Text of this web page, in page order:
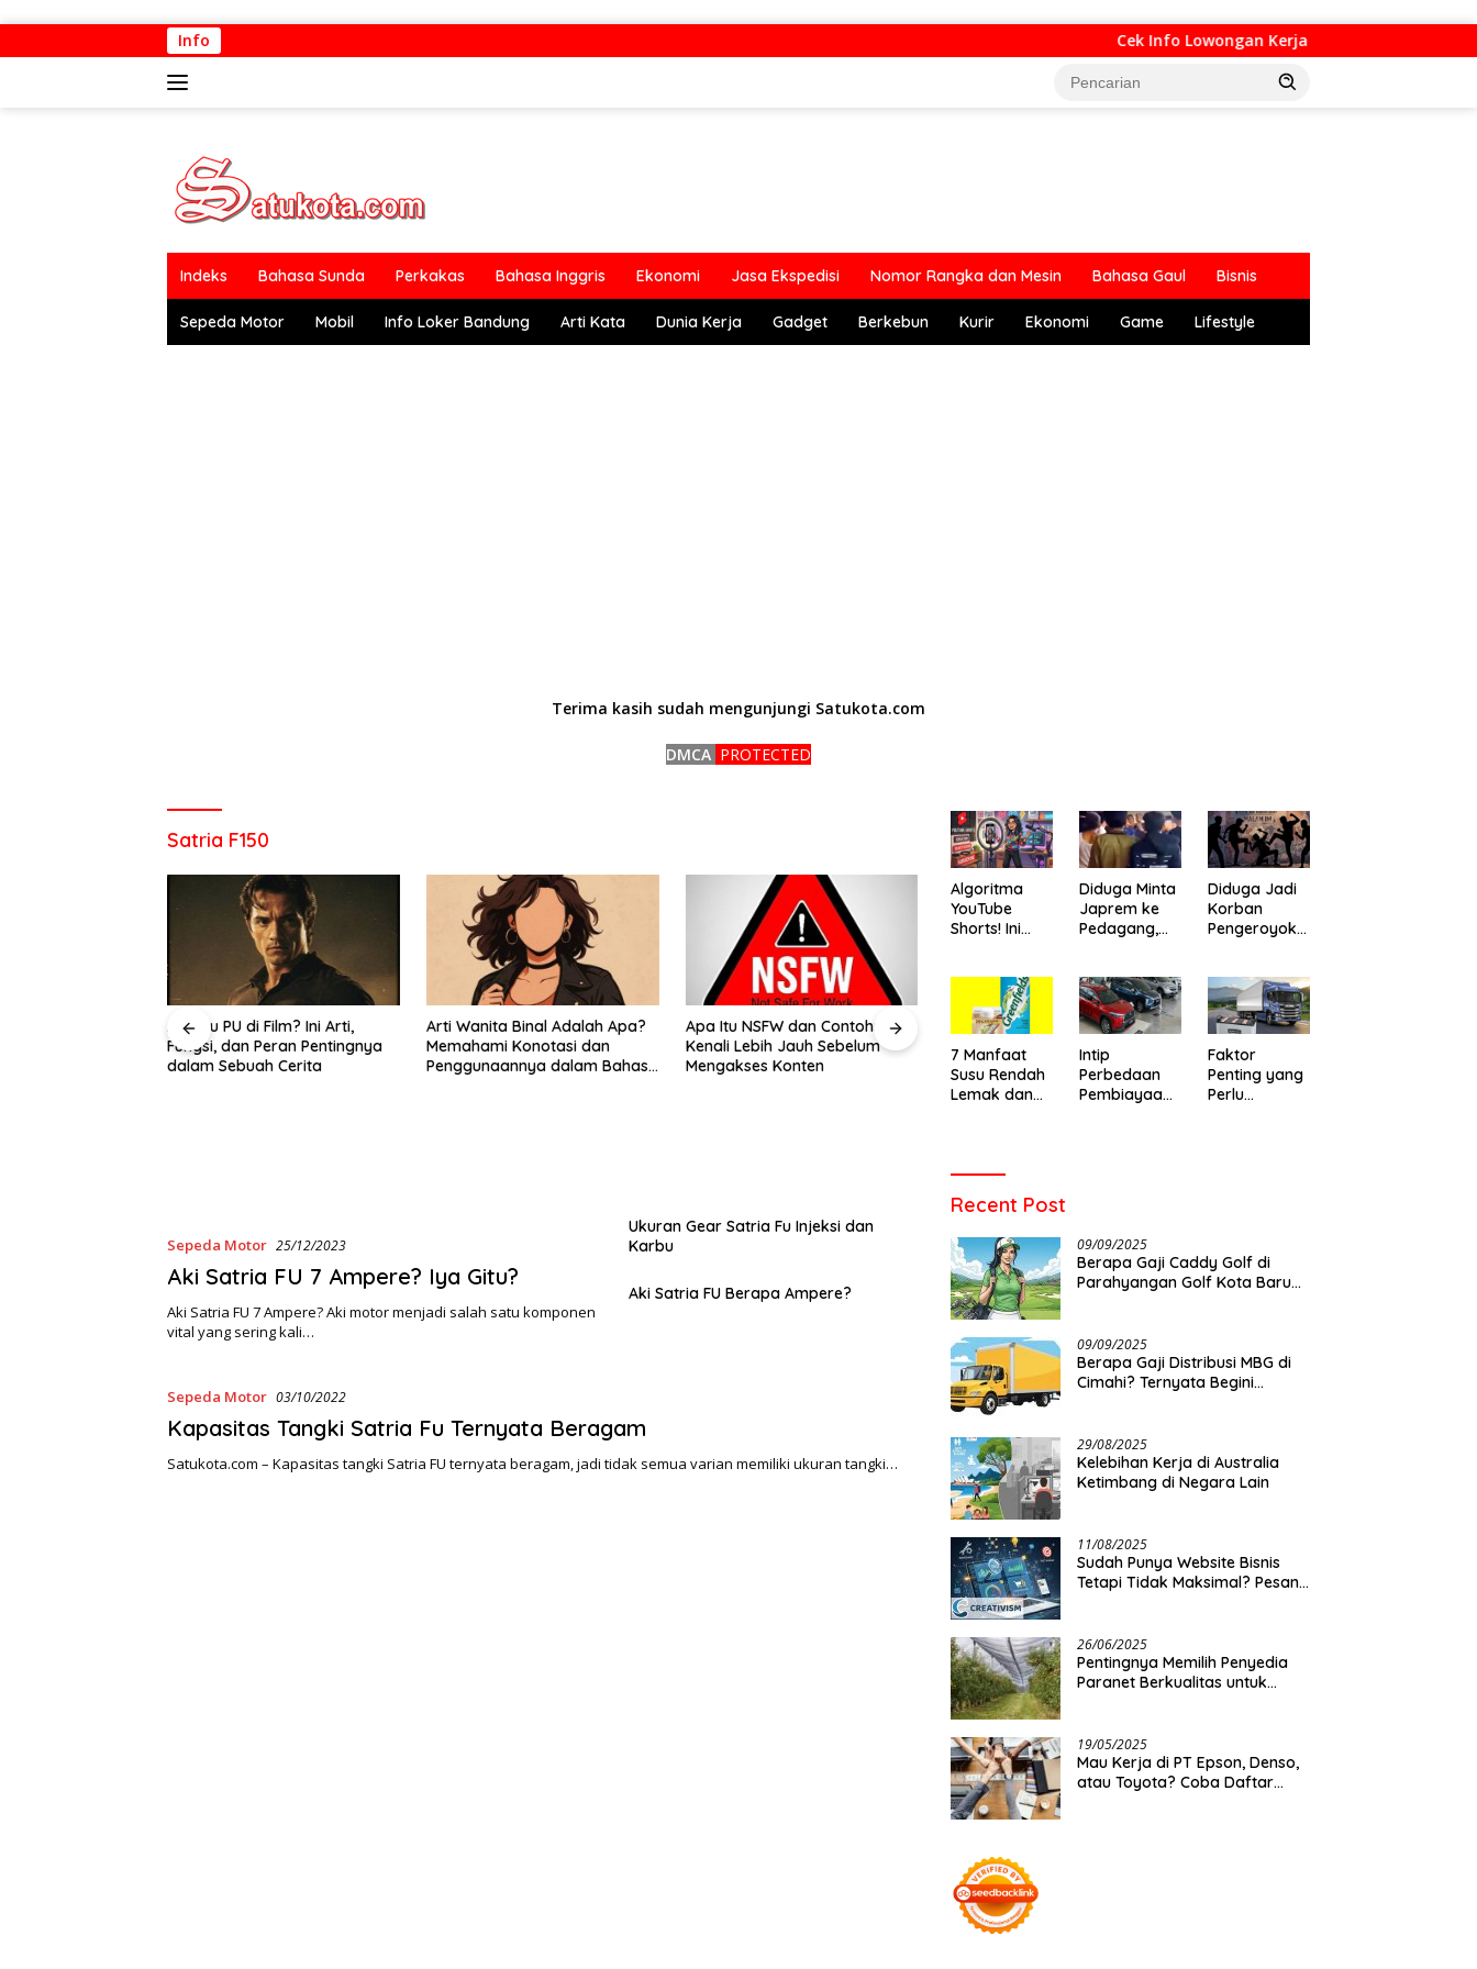
ke
Info Cek Info Lowongan Kerja di Bandung Raya
Indeks Bahasa Sunda Perkakas Bahasa Inggris Ekonomi Jasa Ekspedisi Nomor Rangka dan Mesin Bahasa Gaul Bisnis
Sepeda Motor Mobil Info Loker Bandung Arti Kata Dunia Kerja Gadget Berkebun Kurir Ekonomi Game Lifestyle
Terima kasih sudah mengunjungi Satukota.com
DMCA PROTECTED
Satria F150
Arti Wanita Binal Adalah Apa?
Memahami Konotasi dan
Penggunaannya dalam Bahasa
Apa Itu NSFW dan Contohnya?
Kenali Lebih Jauh Sebelum
Mengakses Konten
Apa yang Dimaksud dengan
Barang Ready Stock dalam
Jual Beli Online?
Apa Itu Maksud Top Up Game?
Ini Penjelasannya
Apa itu Light Saber? Apa
Penyebab Light Saber? Marak
Kasus Light Saber di Layar HP
Samsung, Netizen Keluhkan
Garansi dan Layanan di
Sepeda Motor 25/12/2023
Aki Satria FU 7 Ampere? Iya Gitu?
Aki Satria FU 7 Ampere? Aki motor menjadi salah satu komponen
vital yang sering kali…
Ukuran Gear Satria Fu Injeksi dan
Karbu
Aki Satria FU Berapa Ampere?
Sepeda Motor 03/10/2022
Kapasitas Tangki Satria Fu Ternyata Beragam
Satukota.com – Kapasitas tangki Satria FU ternyata beragam, jadi tidak semua varian memiliki ukuran tangki…
Algoritma
YouTube
Shorts! Ini
Video Baru
Menemukan
Audiens yang
Tepat
Diduga Minta
Japrem ke
Pedagang,
Warga di
Leuwigajah
Cimahi
Diduga Jadi
Korban
Pengeroyoka
Meninggal
Setelah Dua
Hari Dirawat
7 Manfaat
Susu Rendah
Lemak dan
Intip
Perbedaan
Pembiayaan
Faktor
Penting yang
Perlu
Recent Post
09/09/2025
Berapa Gaji Caddy Golf di
Parahyangan Golf Kota Baru
09/09/2025
Berapa Gaji Distribusi MBG di
Cimahi? Ternyata Begini…
29/08/2025
Kelebihan Kerja di Australia
Ketimbang di Negara Lain
11/08/2025
Sudah Punya Website Bisnis
Tetapi Tidak Maksimal? Pesan
26/06/2025
Pentingnya Memilih Penyedia
Paranet Berkualitas untuk
19/05/2025
Mau Kerja di PT Epson, Denso,
atau Toyota? Coba Daftar